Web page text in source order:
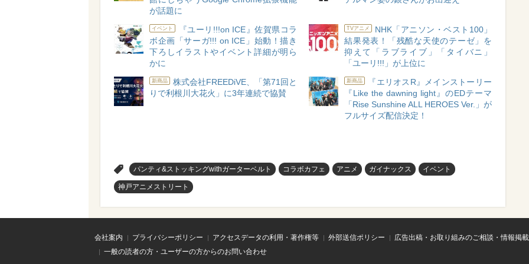
が話題に
イベント
『ユーリ!!!on ICE』佐賀県コラ
ボ企画「サーガ!!! on ICE」始動！描き
下ろしイラストやイベント詳細が明ら
かに
TVアニメ
NHK「アニソン・ベスト100」
結果発表！「残酷な天使のテーゼ」を
抑えて「ラブライブ」「タイバニ」
「ユーリ!!!」が上位に
新商品
株式会社FREEDiVE、「第71回と
りで利根川大花火」に3年連続で協賛
新商品
『エリオスR』メインストーリー
『Like the dawning light』のEDテーマ
「Rise Sunshine ALL HEROES Ver.」が
フルサイズ配信決定！
パンティ&ストッキングwithガーターベルト コラボカフェ アニメ ガイナックス イベント
神戸アニメストリート
会社案内 プライバシーポリシー アクセスデータの利用・著作権等 外部送信ポリシー
広告出稿・お取り組みのご相談・情報掲
一般の読者の方・ユーザーの方からのお問い合わせ